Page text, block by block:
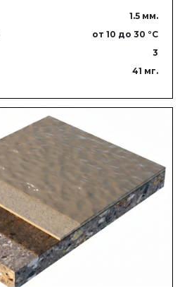
1.5 мм.
от 10 до 30 °C
3
41 мг.